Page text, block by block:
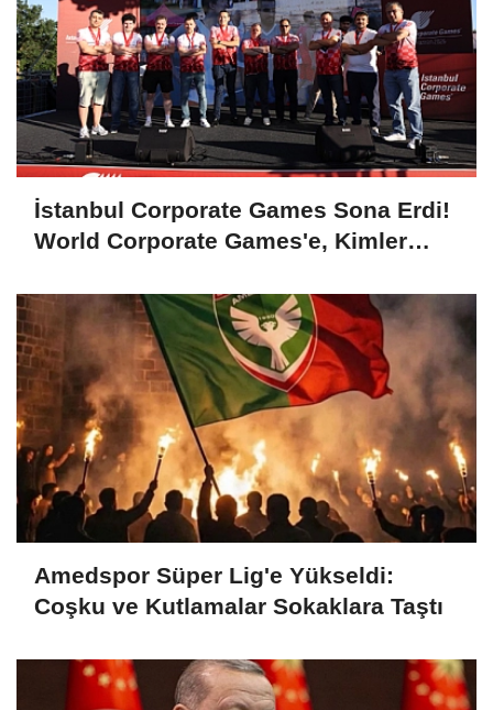
İstanbul Corporate Games Sona Erdi!
World Corporate Games'e, Kimler
Amedspor Süper Lig'e Yükseldi:
Coşku ve Kutlamalar Sokaklara Taştı